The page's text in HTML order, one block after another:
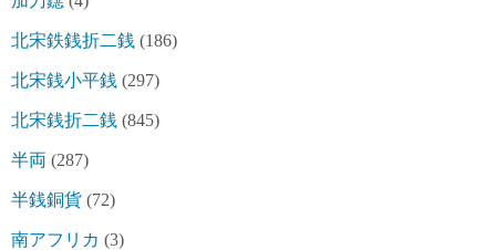
北宋鉄銭折二銭 (186)
北宋銭小平銭 (297)
北宋銭折二銭 (845)
半両 (287)
半銭銅貨 (72)
南アフリカ (3)